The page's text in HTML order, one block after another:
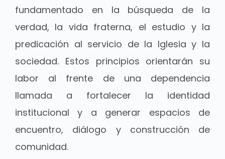
fundamentado en la búsqueda de la
verdad, la vida fraterna, el estudio y la
predicación al servicio de la Iglesia y la
sociedad. Estos principios orientarán su
labor al frente de una dependencia
llamada a fortalecer la identidad
institucional y a generar espacios de
encuentro, diálogo y construcción de
comunidad.